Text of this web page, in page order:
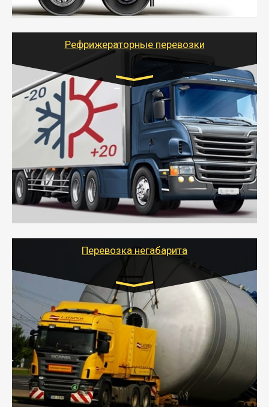
- Тайгер Логистик организует доставку
крупногабаритных и личных вещей по нужному
для погрузочно-разгрузочных работ при перевозке.
Рефрижераторные перевозки
Транспорт:
Газель (1,5 и 3 тонны), Бычок, Еврофура от 5 до
10 тонн
от 6000 руб.
- Рефрижераторные перевозки грузов с
соблюдением температурного режима, работающим
термописцем, санитарной обработкой кузова и мед.
книжкой у водителя.
- Тайгер Логистик поможет быстро перевезти
скоропортящиеся продукты в любой город России с
Перевозка негабарита
Цена за км. Рассчитывается
индивидуально
- Перевозка техники и негабаритных грузов
осуществляется после получения разрешения на
перевозку (обычно 7-14 дней).
- Тайгер Логистик в короткие сроки поможет вам
качественно и безопасно перевезти негабаритные